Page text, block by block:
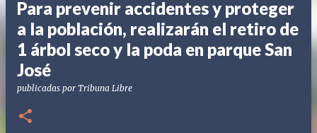
Para prevenir accidentes y proteger
a la población, realizarán el retiro de
1 árbol seco y la poda en parque San
José
publicadas por Tribuna Libre